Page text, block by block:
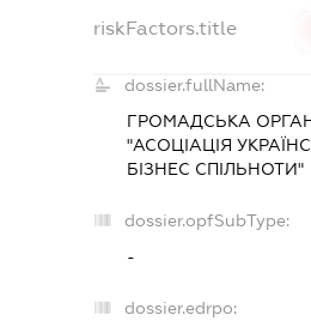
riskFactors.title
dossier.fullName:
ГРОМАДСЬКА
"АСОЦІАЦІЯ
БІЗНЕС СПІЛЬНОТИ"
dossier.opfSubType:
-
dossier.edrpo: